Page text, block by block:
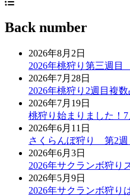
Back number
2026年8月2日
2026年桃狩り第三週
2026年7月28日
2026年桃狩り2週目複
2026年7月19日
桃狩り始まりました！
2026年6月11日
さくらんぼ狩り 第2週
2026年6月3日
2026年サクランボ狩り
2026年5月9日
2026年サクランボ狩り